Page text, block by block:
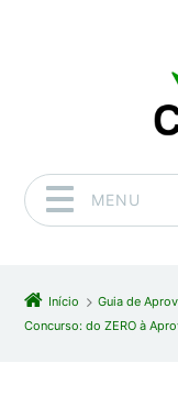
MENU
Início Guia de
Concurso: do ZERO à